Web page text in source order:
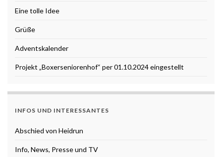
Eine tolle Idee
Grüße
Adventskalender
Projekt „Boxerseniorenhof“ per 01.10.2024 eingestellt
INFOS UND INTERESSANTES
Abschied von Heidrun
Info, News, Presse und TV